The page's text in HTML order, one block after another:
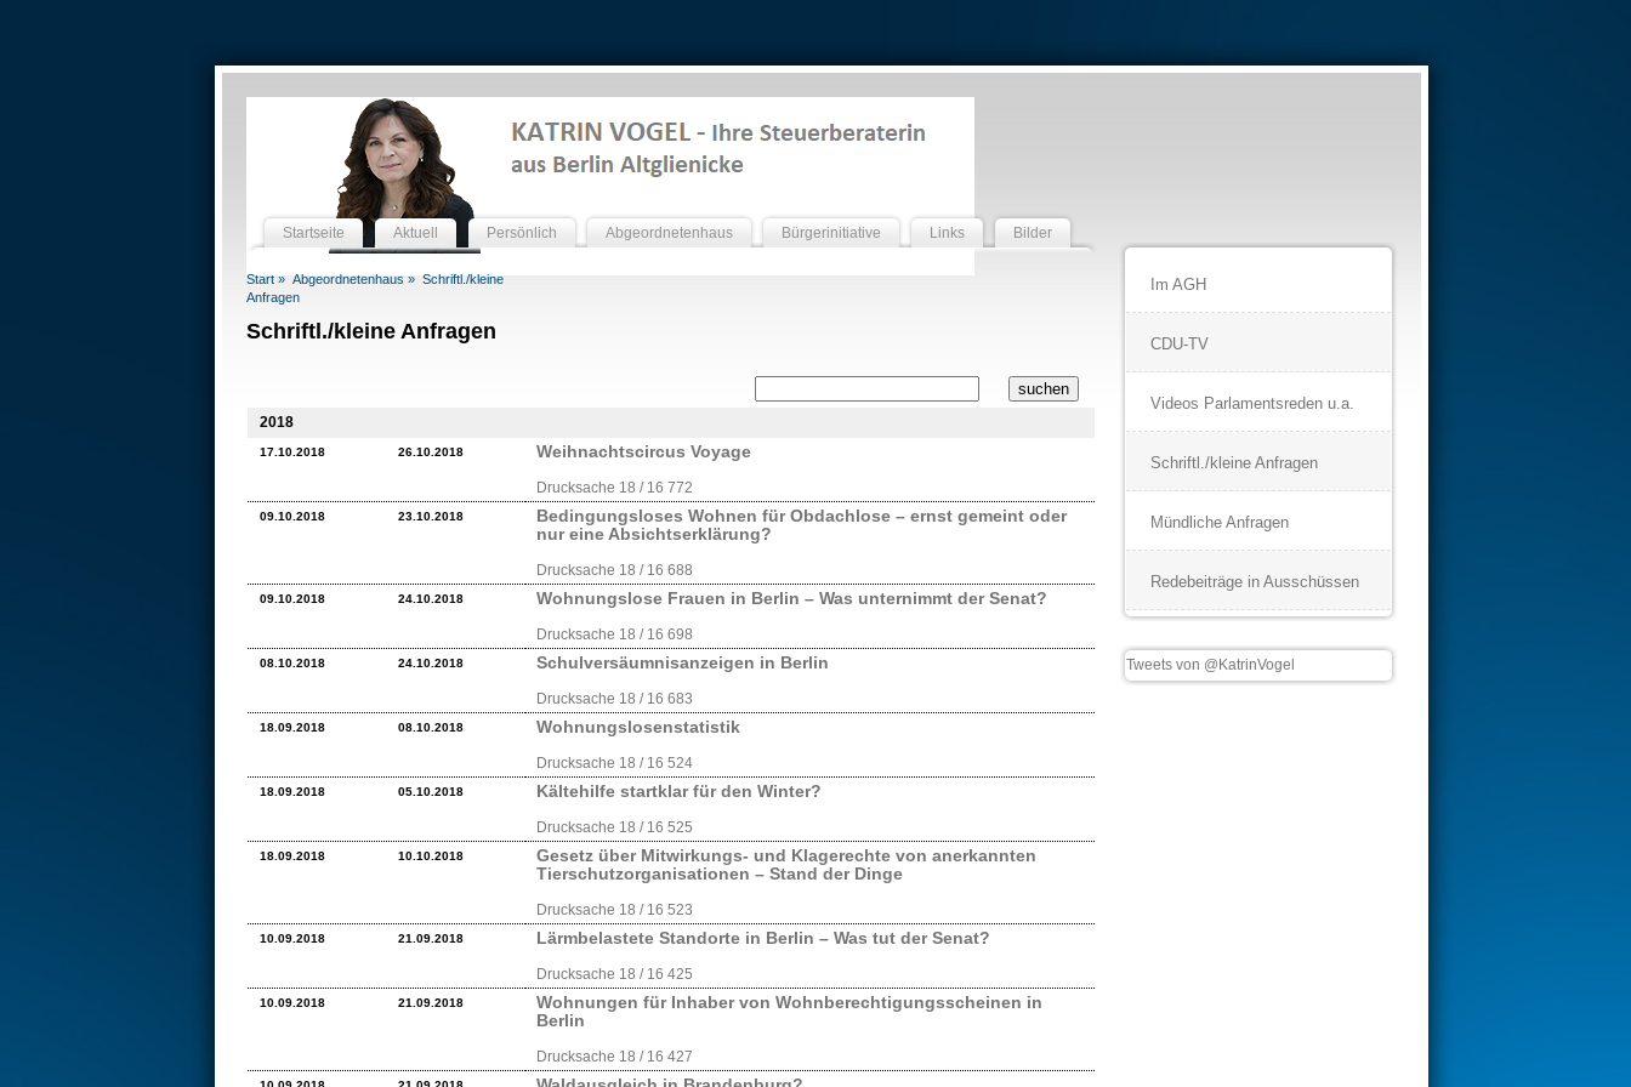
Startseite Aktuell Persönlich Abgeordnetenhaus Bürgerinitiative Links Bilder
Start » Abgeordnetenhaus » Schriftl./kleine
Anfragen
Schriftl./kleine Anfragen
2018
17.10.2018 26.10.2018 Weihnachtscircus Voyage
Drucksache 18 / 16 772
09.10.2018 23.10.2018
Bedingungsloses Wohnen für Obdachlose – ernst gemeint oder
nur eine Absichtserklärung?
Drucksache 18 / 16 688
09.10.2018 24.10.2018 Wohnungslose Frauen in Berlin – Was unternimmt der Senat?
Drucksache 18 / 16 698
08.10.2018 24.10.2018 Schulversäumnisanzeigen in Berlin
Drucksache 18 / 16 683
18.09.2018 08.10.2018 Wohnungslosenstatistik
Drucksache 18 / 16 524
18.09.2018 05.10.2018 Kältehilfe startklar für den Winter?
Drucksache 18 / 16 525
18.09.2018 10.10.2018
Gesetz über Mitwirkungs- und Klagerechte von anerkannten
Tierschutzorganisationen – Stand der Dinge
Drucksache 18 / 16 523
10.09.2018 21.09.2018 Lärmbelastete Standorte in Berlin – Was tut der Senat?
Drucksache 18 / 16 425
10.09.2018 21.09.2018
Wohnungen für Inhaber von Wohnberechtigungsscheinen in
Berlin
Drucksache 18 / 16 427
Im AGH
CDU-TV
Videos Parlamentsreden u.a.
Schriftl./kleine Anfragen
Mündliche Anfragen
Redebeiträge in Ausschüssen
Tweets von @KatrinVogel